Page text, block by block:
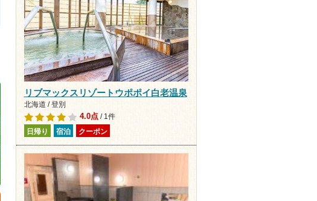
リブマックスリゾートウポポイ白老温泉
北海道 / 登別
4.0点/ 1件
日帰り 宿泊 クーポン